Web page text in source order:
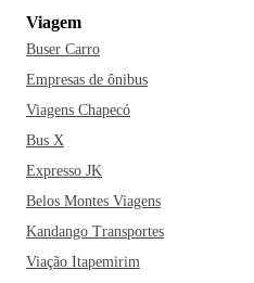
Viagem
Buser Carro
Empresas de ônibus
Viagens Chapecó
Bus X
Expresso JK
Belos Montes Viagens
Kandango Transportes
Viação Itapemirim